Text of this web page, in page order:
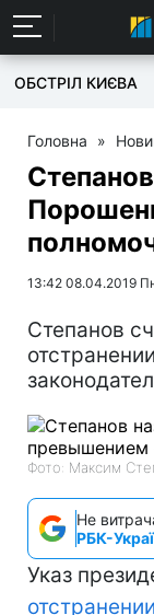
ОБСТРІЛ КИЄВА
Головна »
13:42 08.04.2019
Степанов
Фото: Максим
Не
РБК-
Указ